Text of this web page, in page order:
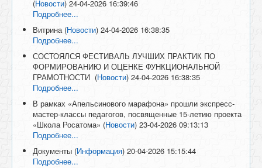
(Новости) 24-04-2026 16:39:46
Подробнее...
Витрина (Новости) 24-04-2026 16:38:35
Подробнее...
СОСТОЯЛСЯ ФЕСТИВАЛЬ ЛУЧШИХ ПРАКТИК ПО
ФОРМИРОВАНИЮ И ОЦЕНКЕ ФУНКЦИОНАЛЬНОЙ
ГРАМОТНОСТИ (Новости) 24-04-2026 16:38:35
Подробнее...
В рамках «Апельсинового марафона» прошли экспресс-
мастер-классы педагогов, посвященные 15-летию проекта
«Школа Росатома» (Новости) 23-04-2026 09:13:13
Подробнее...
Документы (Информация) 20-04-2026 15:15:44
Подробнее...